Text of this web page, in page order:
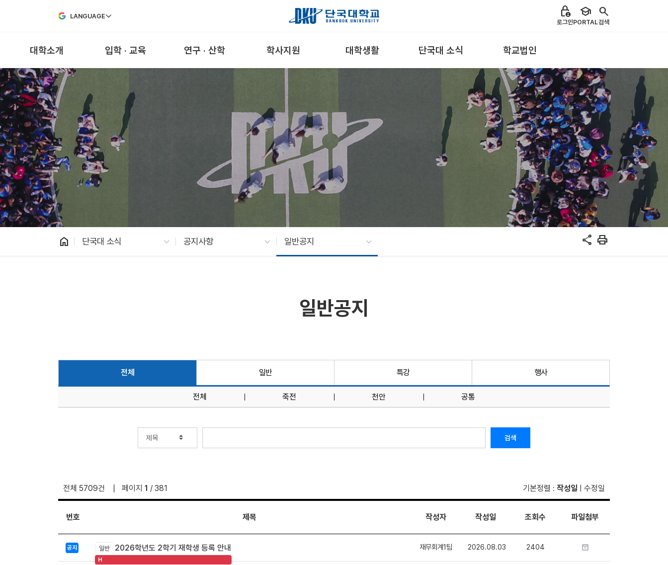
LANGUAGE lock_person
로그인
school
PORTAL
search
검색
대학소개 입학 · 교육 연구 · 산학 학사지원 대학생활 단국대 소식 학교법인
home 단국대 소식 공지사항 일반공지 share print
일반공지
전체 일반 특강 행사
전체 죽전 천안 공통
검색
전체 5709건 페이지 1 / 381 기본정렬 : 작성일 수정일
번호 제목 작성자 작성일 조회수 파일첨부
공지 일반 2026학년도 2학기 재학생 등록 안내
H
재무회계1팀 2026.08.03 2404